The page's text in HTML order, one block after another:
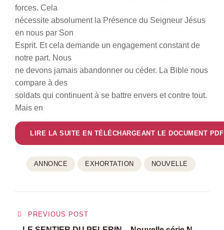
forces. Cela
nécessite absolument la Présence du Seigneur Jésus
en nous par Son
Esprit. Et cela demande un engagement constant de
notre part. Nous
ne devons jamais abandonner ou céder. La Bible nous
compare à des
soldats qui continuent à se battre envers et contre tout.
Mais en
LIRE LA SUITE EN TÉLÉCHARGEANT LE DOCUMENT PDF
ANNONCE EXHORTATION NOUVELLE
PREVIOUS POST